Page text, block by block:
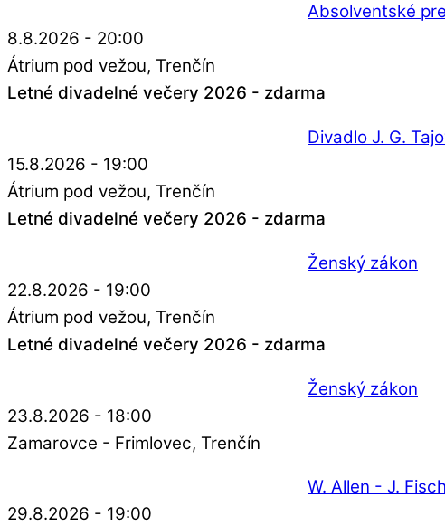
Absolventské
8.8.2026 - 20:00
Átrium pod vežou Trenčín
Letné divadelné večery 2026 - zdarma
Divadlo J. G.
15.8.2026 - 19:00
Átrium pod vežou Trenčín
Letné divadelné večery 2026 - zdarma
Ženský zákon
22.8.2026 - 19:00
Átrium pod vežou Trenčín
Letné divadelné večery 2026 - zdarma
Ženský zákon
23.8.2026 - 18:00
Zamarovce - Frimlovec Trenčín
W. Allen - J.
29.8.2026 - 19:00